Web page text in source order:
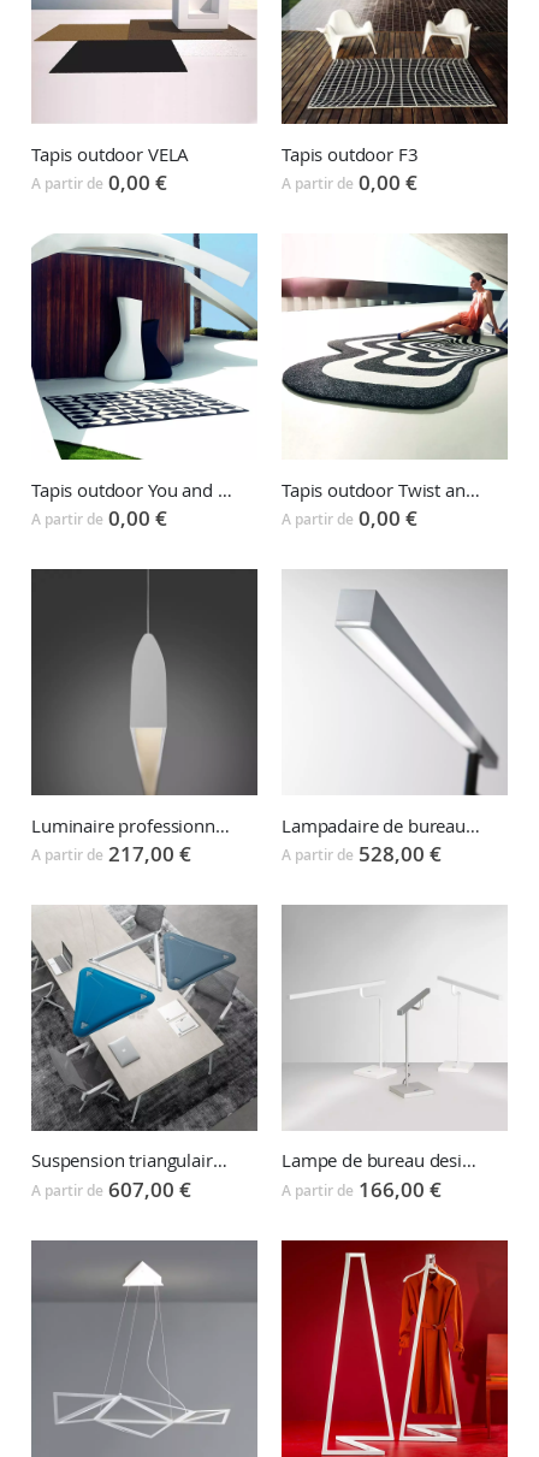
Tapis outdoor VELA
A partir de 0,00 €
Tapis outdoor F3
A partir de 0,00 €
Tapis outdoor You and Me
A partir de 0,00 €
Tapis outdoor Twist and Shout
A partir de 0,00 €
Luminaire professionnel suspension FLYUP
A partir de 217,00 €
Lampadaire de bureau MINISTICK
A partir de 528,00 €
Suspension triangulaire LightSound Triangle LED
A partir de 607,00 €
Lampe de bureau design MICROSTICK
A partir de 166,00 €